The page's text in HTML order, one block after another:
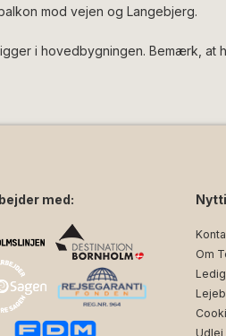
mod vejen og Langebjerg.
i hovedbygningen. Bemærk, at
med:
Om